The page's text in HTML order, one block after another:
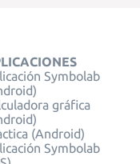
Symbolab
gráfica
(Android)
Symbolab